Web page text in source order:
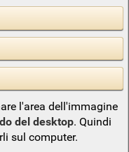
l'area dell'immagine
del desktop. Quindi
sul computer.